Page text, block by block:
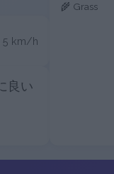
5 km/h
良い
🌾 Grass